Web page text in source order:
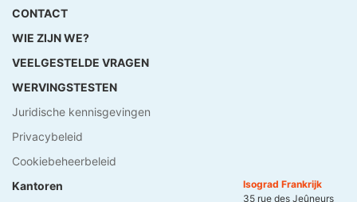
CONTACT
WIE ZIJN WE?
VEELGESTELDE VRAGEN
WERVINGSTESTEN
Juridische kennisgevingen
Privacybeleid
Cookiebeheerbeleid
Kantoren
Isograd Frankrijk
35 rue des Jeûneurs